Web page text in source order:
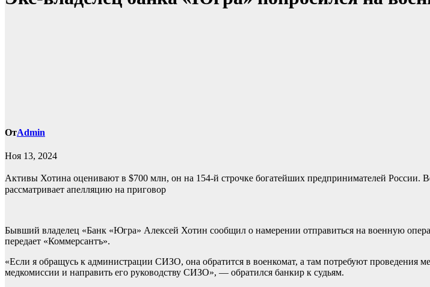
ОтAdmin
Ноя 13, 2024
Активы Хотина оценивают в $700 млн, он на 154-й строчке богатейших предпринимателей России.
рассматривает апелляцию на приговор
Бывший владелец «Банк «Югра» Алексей Хотин сообщил о намерении отправиться на военную
передает «Коммерсантъ».
«Если я обращусь к администрации СИЗО, она обратится в военкомат, а там потребуют проведения
медкомиссии и направить его руководству СИЗО», — обратился банкир к судьям.